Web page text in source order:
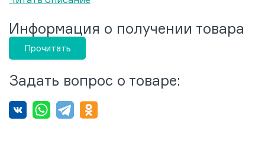
Информация о получении товара
Прочитать
Задать вопрос о товаре: